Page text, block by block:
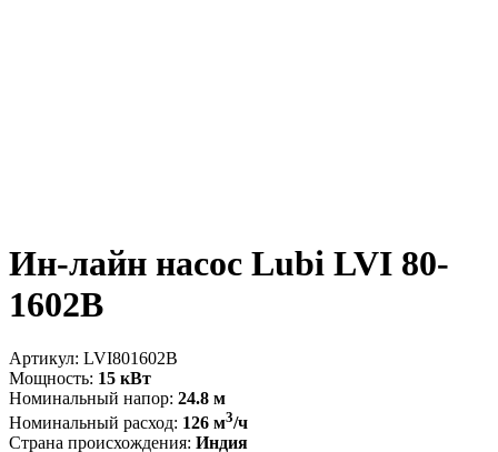
Ин-лайн насос Lubi LVI 80-
1602B
Артикул: LVI801602B
Мощность: 15 кВт
Номинальный напор: 24.8 м
Номинальный расход: 126 м3/ч
Страна происхождения: Индия